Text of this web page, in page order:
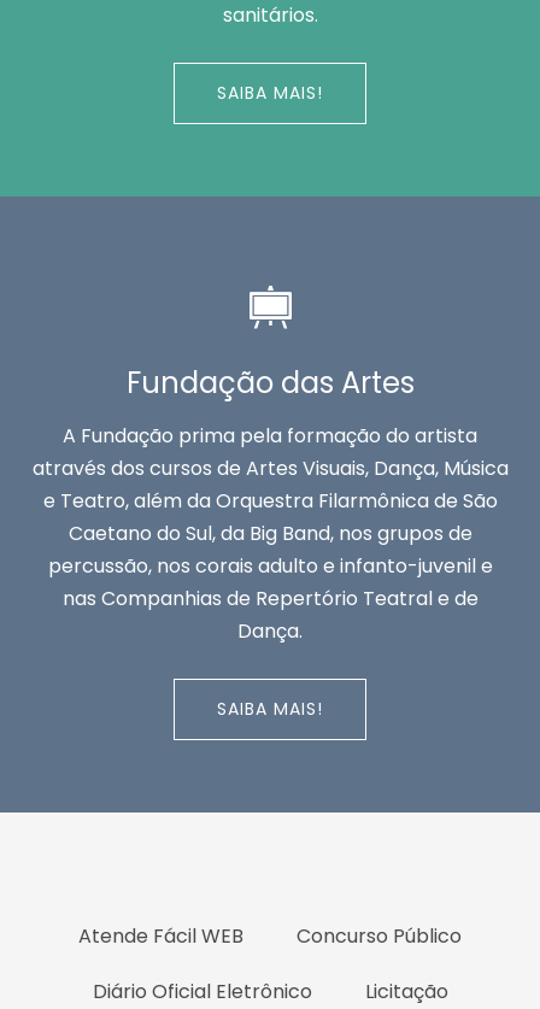
sanitários.
SAIBA MAIS!
Fundação das Artes
A Fundação prima pela formação do artista
através dos cursos de Artes Visuais, Dança, Música
e Teatro, além da Orquestra Filarmônica de São
Caetano do Sul, da Big Band, nos grupos de
percussão, nos corais adulto e infanto-juvenil e
nas Companhias de Repertório Teatral e de
Dança.
SAIBA MAIS!
Atende Fácil WEB
Concurso Público
Diário Oficial Eletrônico
Licitação